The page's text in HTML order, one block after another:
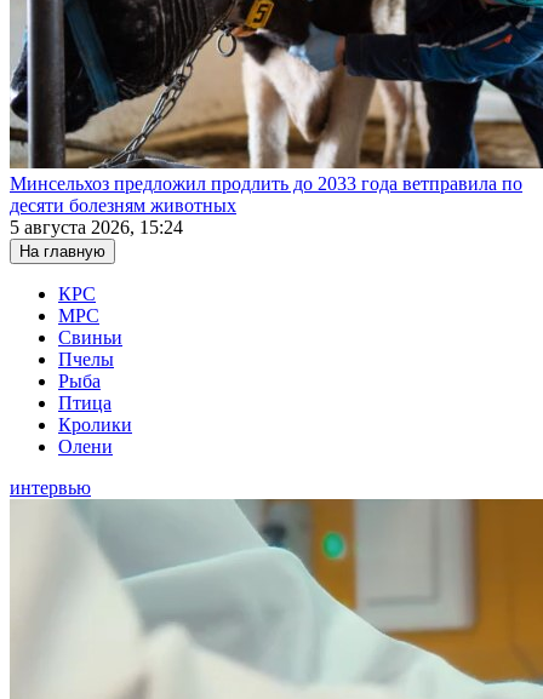
Минсельхоз предложил продлить до 2033 года ветправила по
десяти болезням животных
5 августа 2026, 15:24
На главную
КРС
МРС
Свиньи
Пчелы
Рыба
Птица
Кролики
Олени
интервью